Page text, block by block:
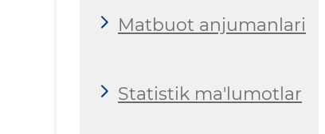
Matbuot anjumanlari
Statistik ma'lumotlar